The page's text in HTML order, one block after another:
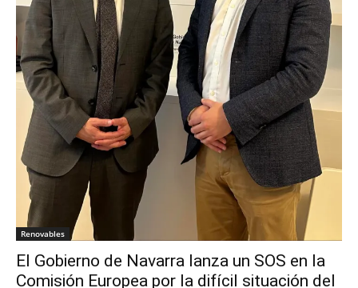
Renovables
El Gobierno de Navarra lanza un SOS en la
Comisión Europea por la difícil situación del